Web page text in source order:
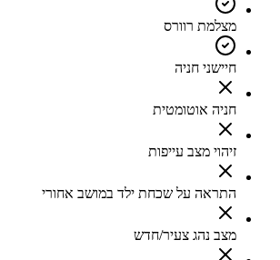
מצלמת רוורס
חיישני חניה
חניה אוטומטית
זיהוי מצב עייפות
התראה על שכחת ילד במושב אחורי
מצב נהג צעיר/חדש